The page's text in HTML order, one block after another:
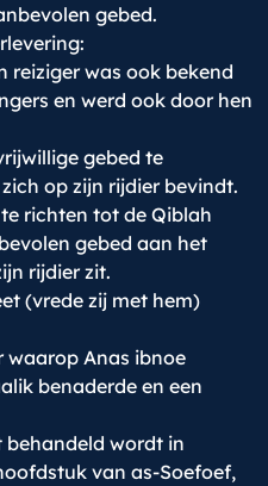
gebed.
reiziger was ook bekend
en werd ook door hen
gebed te
op zijn rijdier bevindt.
richten tot de Qiblah
gebed aan het
rijdier zit.
(vrede zij met hem)
waarop Anas ibnoe
benaderde en een
wordt in
van as-Soefoef,